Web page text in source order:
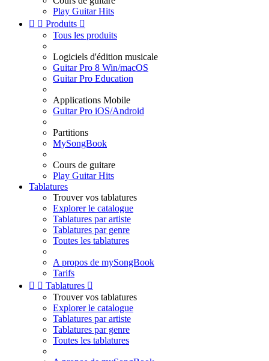
Play Guitar Hits
  Produits 
Tous les produits
Logiciels d'édition musicale
Guitar Pro 8 Win/macOS
Guitar Pro Education
Applications Mobile
Guitar Pro iOS/Android
Partitions
MySongBook
Cours de guitare
Play Guitar Hits
Tablatures
Trouver vos tablatures
Explorer le catalogue
Tablatures par artiste
Tablatures par genre
Toutes les tablatures
A propos de mySongBook
Tarifs
  Tablatures 
Trouver vos tablatures
Explorer le catalogue
Tablatures par artiste
Tablatures par genre
Toutes les tablatures